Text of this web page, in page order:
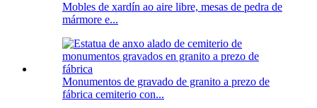
Mobles de xardín ao aire libre, mesas de pedra de
mármore e...
Monumentos de gravado de granito a prezo de
fábrica cemiterio con...